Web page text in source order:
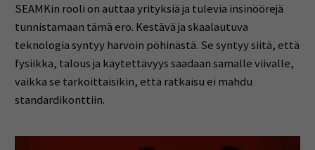
SEAMKin rooli on auttaa yrityksiä ja tulevia insinöörejä
tunnistamaan tämä ero. Kestävä ja skaalautuva
teknologia syntyy harvoin pöhinästä. Se syntyy siitä, että
fysiikka, talous ja käytettävyys saadaan samalle viivalle,
vaikka se tarkoittaisikin, että ratkaisu ei mahdu
standardikonttiin.